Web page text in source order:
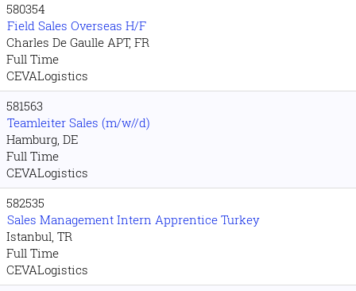
580354
Field Sales Overseas H/F
Charles De Gaulle APT, FR
Full Time
CEVALogistics
581563
Teamleiter Sales (m/w//d)
Hamburg, DE
Full Time
CEVALogistics
582535
Sales Management Intern Apprentice Turkey
Istanbul, TR
Full Time
CEVALogistics